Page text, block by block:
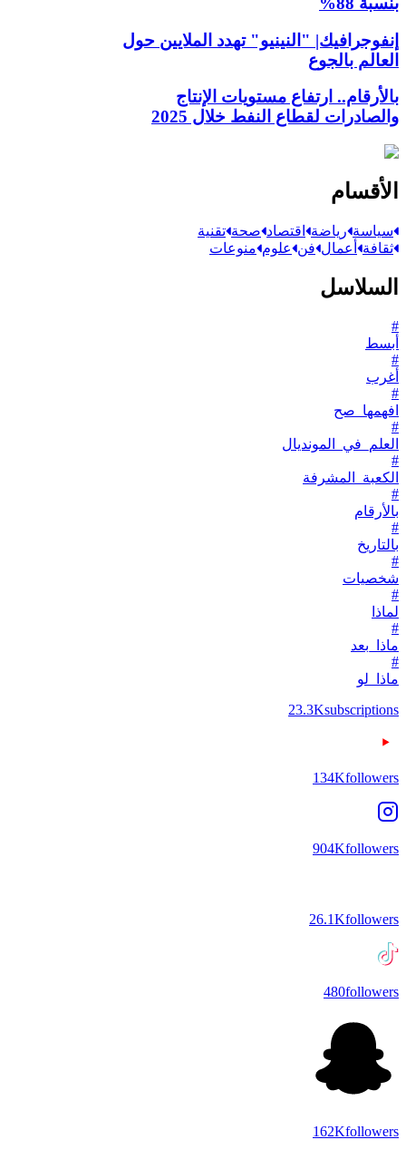
إنفوجرافيك| "النينيو" تهدد الملايين حول
العالم بالجوع
بالأرقام.. ارتفاع مستويات الإنتاج
والصادرات لقطاع النفط خلال 2025
الأقسام
سياسة رياضة اقتصاد صحة تقنية
ثقافة أعمال فن علوم منوعات
السلاسل
#
أبسط
#
أغرب
#
افهمها_صح
#
العلم_في_المونديال
#
الكعبة_المشرفة
#
بالأرقام
#
بالتاريخ
#
شخصيات
#
لماذا
#
ماذا_بعد
#
ماذا_لو
23.3Ksubscriptions
134Kfollowers
904Kfollowers
26.1Kfollowers
480followers
162Kfollowers